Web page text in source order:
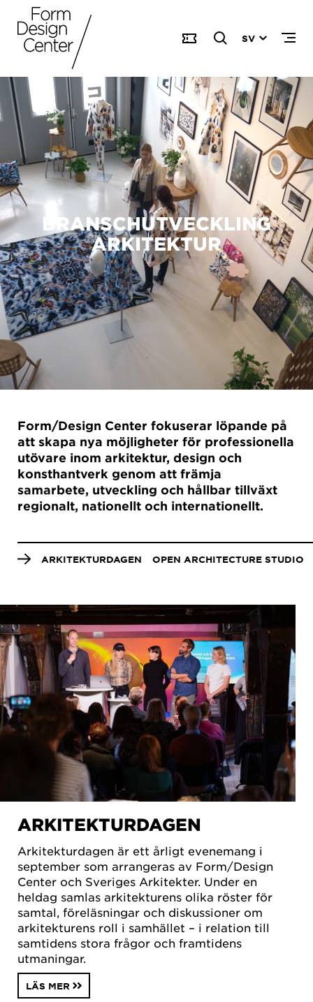
SV
BRANSCHUTVECKLING
ARKITEKTUR
Form/Design Center fokuserar löpande på
att skapa nya möjligheter för professionella
utövare inom arkitektur, design och
konsthantverk genom att främja
samarbete, utveckling och hållbar tillväxt
regionalt, nationellt och internationellt.
Anchor
menuARKITEKTURDAGEN OPEN ARCHITECTURE STUDIO
ARKITEKTURDAGEN
Arkitekturdagen är ett årligt evenemang i
september som arrangeras av Form/Design
Center och Sveriges Arkitekter. Under en
heldag samlas arkitekturens olika röster för
samtal, föreläsningar och diskussioner om
arkitekturens roll i samhället – i relation till
samtidens stora frågor och framtidens
utmaningar.
LÄS MER